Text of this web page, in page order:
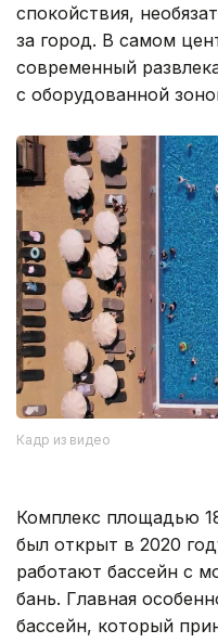
спокойствия,
за город. В самом
современный
с оборудованной
Кадр из видео
Комплекс площадью
был открыт в 2020
работают бассейн с
бань. Главная
бассейн, который